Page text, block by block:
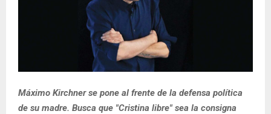
Máximo Kirchner se pone al frente de la defensa política
de su madre. Busca que "Cristina libre" sea la consigna